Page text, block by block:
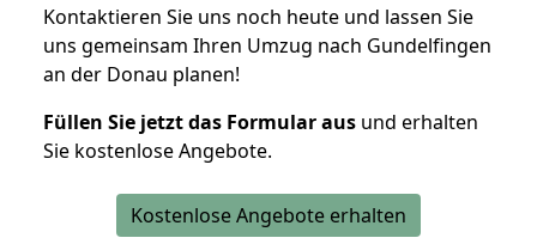
Kontaktieren Sie uns noch heute und lassen Sie
uns gemeinsam Ihren Umzug nach Gundelfingen
an der Donau planen!
Füllen Sie jetzt das Formular aus und erhalten
Sie kostenlose Angebote.
Kostenlose Angebote erhalten